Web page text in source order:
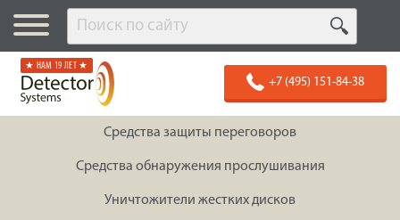
★ НАМ 19 ЛЕТ ★
+7 (495) 151-84-38
Средства защиты переговоров
Средства обнаружения прослушивания
Уничтожители жестких дисков